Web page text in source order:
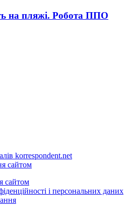
на пляжі. Робота ППО
korrespondent.net
сайтом
сайтом
і персональних даних